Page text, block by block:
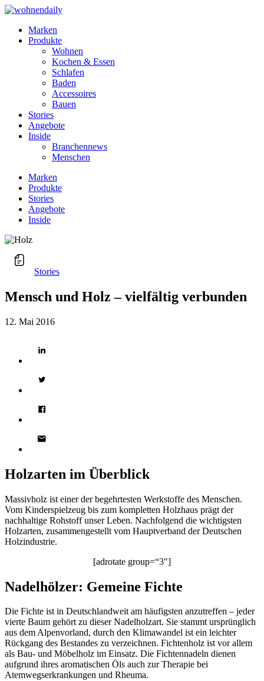
Marken
Produkte
Wohnen
Kochen & Essen
Schlafen
Baden
Accessoires
Bauen
Stories
Angebote
Inside
Branchennews
Menschen
Marken
Produkte
Stories
Angebote
Inside
Stories
Mensch und Holz – vielfältig verbunden
12. Mai 2016
Holzarten im Überblick
Massivholz ist einer der begehrtesten Werkstoffe des Menschen.
Vom Kinderspielzeug bis zum kompletten Holzhaus prägt der
nachhaltige Rohstoff unser Leben. Nachfolgend die wichtigsten
Holzarten, zusammengestellt vom Hauptverband der Deutschen
Holzindustrie.
[adrotate group=“3″]
Nadelhölzer: Gemeine Fichte
Die Fichte ist in Deutschlandweit am häufigsten anzutreffen – jeder
vierte Baum gehört zu dieser Nadelholzart. Sie stammt ursprünglich
aus dem Alpenvorland, durch den Klimawandel ist ein leichter
Rückgang des Bestandes zu verzeichnen. Fichtenholz ist vor allem
als Bau- und Möbelholz im Einsatz. Die Fichtennadeln dienen
aufgrund ihres aromatischen Öls auch zur Therapie bei
Atemwegserkrankungen und Rheuma.